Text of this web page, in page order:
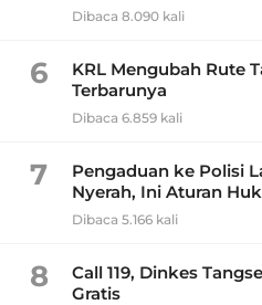
Dibaca 8.090 kali
6
KRL Mengubah Rute
Terbarunya
Dibaca 6.859 kali
7
Pengaduan ke Polisi
Nyerah, Ini Aturan
Dibaca 5.166 kali
8
Call 119, Dinkes
Gratis